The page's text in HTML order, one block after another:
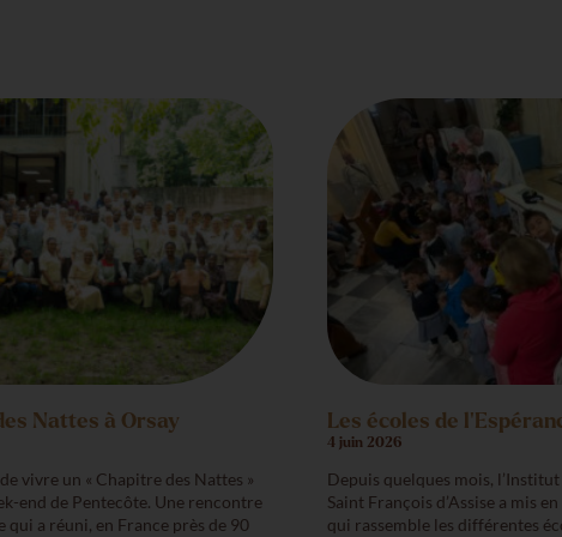
Nattes à Orsay
vivre un « Chapitre des Nattes »
end de Pentecôte. Une rencontre
a réuni, en France près de 90
Les écoles de
4 juin 2026
Depuis quelques mois,
Saint François d’Assise a mis
qui rassemble les différentes